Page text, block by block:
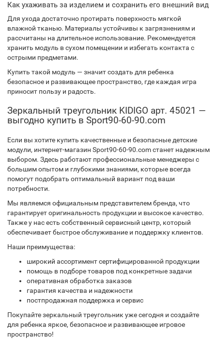
Как ухаживать за изделием и сохранить его внешний вид
Для ухода достаточно протирать поверхность мягкой
влажной тканью. Материалы устойчивы к загрязнениям и
рассчитаны на длительное использование. Рекомендуется
хранить модуль в сухом помещении и избегать контакта с
острыми предметами.
Купить такой модуль — значит создать для ребенка
безопасное и развивающее пространство, где каждая игра
приносит пользу и радость.
Зеркальный треугольник KIDIGO арт. 45021 —
выгодно купить в Sport90-60-90.com
Если вы хотите купить качественные и безопасные детские
модули, интернет-магазин Sport90-60-90.com станет надежным
выбором. Здесь работают профессиональные менеджеры с
большим опытом и глубокими знаниями, которые всегда
помогут подобрать оптимальный вариант под ваши
потребности.
Мы являемся официальным представителем бренда, что
гарантирует оригинальность продукции и высокое качество.
Также у нас есть собственный сервисный центр, который
обеспечивает быстрое обслуживание и поддержку клиентов.
Наши преимущества:
широкий ассортимент сертифицированной продукции
помощь в подборе товаров под конкретные задачи
оперативная обработка заказов
гарантия качества и надежности
постпродажная поддержка и сервис
Покупайте зеркальный треугольник уже сегодня и создайте
для ребенка яркое, безопасное и развивающее игровое
пространство!